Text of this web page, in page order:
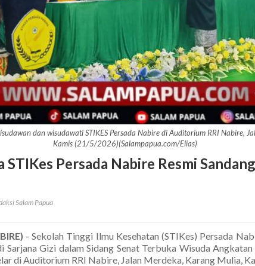
dan wisudawati STIKES Persada Nabire di Auditorium RRI Nabire,
Kamis (21/5/2026)(Salampapua.com/Elias)
STIKes Persada Nabire Resmi
Salam Papua
- Sekolah Tinggi Ilmu Kesehatan (STIKes) Persada
Sarjana Gizi dalam Sidang Senat Terbuka Wisuda
di Auditorium RRI Nabire, Jalan Merdeka, Karang Mulia,